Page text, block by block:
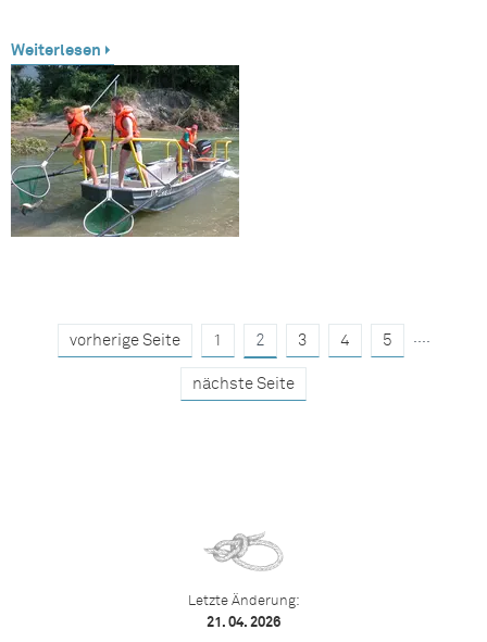
Weiterlesen
vorherige Seite 1 2 3 4 5
nächste Seite
Letzte Änderung:
21. 04. 2026